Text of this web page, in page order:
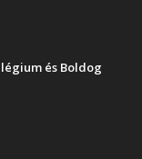
és Boldog